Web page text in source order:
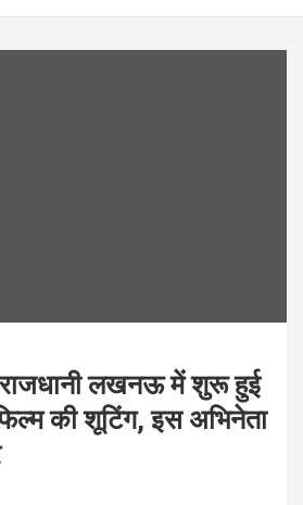
राजधानी लखनऊ में शुरू हुई
की शूटिंग, इस अभिनेता